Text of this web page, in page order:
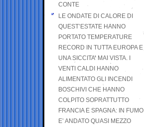
CONTE
LE ONDATE DI CALORE DI
QUEST’ESTATE HANNO
PORTATO TEMPERATURE
RECORD IN TUTTA EUROPA E
UNA SICCITA’ MAI VISTA. I
VENTI CALDI HANNO
ALIMENTATO GLI INCENDI
BOSCHIVI CHE HANNO
COLPITO SOPRATTUTTO
FRANCIA E SPAGNA: IN FUMO
E’ ANDATO QUASI MEZZO